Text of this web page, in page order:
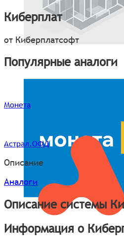
Киберплат
от Киберплатсофт
Популярные аналоги
Монета
Астрал.ОФД
Описание
Аналоги
Описание системы
Информация о